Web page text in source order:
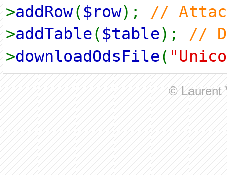
>addRow( $row); //
>addTable( $table); //
>downloadOdsFile(
© Laurent